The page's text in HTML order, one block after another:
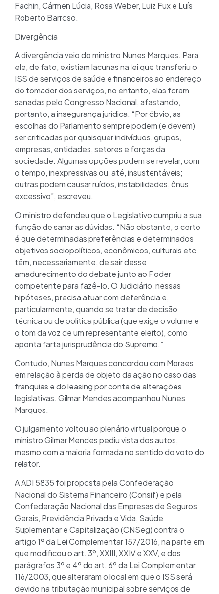
Fachin, Cármen Lúcia, Rosa Weber, Luiz Fux e Luís
Roberto Barroso.
Divergência
A divergência veio do ministro Nunes Marques. Para
ele, de fato, existiam lacunas na lei que transferiu o
ISS de serviços de saúde e financeiros ao endereço
do tomador dos serviços, no entanto, elas foram
sanadas pelo Congresso Nacional, afastando,
portanto, a insegurança jurídica. “Por óbvio, as
escolhas do Parlamento sempre podem (e devem)
ser criticadas por quaisquer indivíduos, grupos,
empresas, entidades, setores e forças da
sociedade. Algumas opções podem se revelar, com
o tempo, inexpressivas ou, até, insustentáveis;
outras podem causar ruídos, instabilidades, ônus
excessivo”, escreveu.
O ministro defendeu que o Legislativo cumpriu a sua
função de sanar as dúvidas. “Não obstante, o certo
é que determinadas preferências e determinados
objetivos sociopolíticos, econômicos, culturais etc.
têm, necessariamente, de sair desse
amadurecimento do debate junto ao Poder
competente para fazê-lo. O Judiciário, nessas
hipóteses, precisa atuar com deferência e,
particularmente, quando se tratar de decisão
técnica ou de política pública (que exige o volume e
o tom da voz de um representante eleito), como
aponta farta jurisprudência do Supremo.”
Contudo, Nunes Marques concordou com Moraes
em relação à perda de objeto da ação no caso das
franquias e do leasing por conta de alterações
legislativas. Gilmar Mendes acompanhou Nunes
Marques.
O julgamento voltou ao plenário virtual porque o
ministro Gilmar Mendes pediu vista dos autos,
mesmo com a maioria formada no sentido do voto do
relator.
A ADI 5835 foi proposta pela Confederação
Nacional do Sistema Financeiro (Consif) e pela
Confederação Nacional das Empresas de Seguros
Gerais, Previdência Privada e Vida, Saúde
Suplementar e Capitalização (CNSeg) contra o
artigo 1º da Lei Complementar 157/2016, na parte em
que modificou o art. 3º, XXIII, XXIV e XXV, e dos
parágrafos 3º e 4º do art. 6º da Lei Complementar
116/2003, que alteraram o local em que o ISS será
devido na tributação municipal sobre serviços de